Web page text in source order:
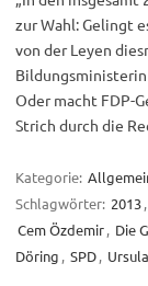
zur Wahl: Gelingt
von der Leyen
Bildungsministerin
Oder macht FDP-
Strich durch die
Kategorie:
Schlagwörter: 2013,
Cem Özdemir, Die
Döring , SPD,